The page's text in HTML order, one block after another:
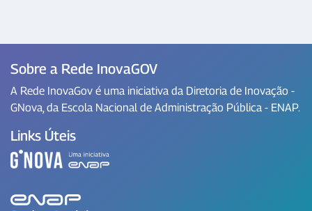
Sobre a Rede InovaGOV
A Rede InovaGov é uma iniciativa da Diretoria de Inovação -
GNova, da Escola Nacional de Administração Pública - ENAP.
Links Úteis